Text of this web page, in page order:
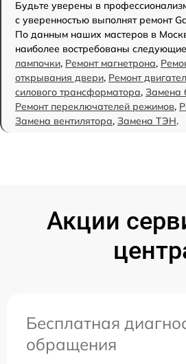
Будьте уверены в
с уверенностью выполнят ремонт
По данным наших мастеров в
наиболее востребованы
лампочки, Ремонт магнетрона,
открывания двери, Ремонт
силового трансформатора, Замена
Ремонт переключателей режимов,
Замена вентилятора, Замена ТЭН.
Акции
Бесплатная
обращения